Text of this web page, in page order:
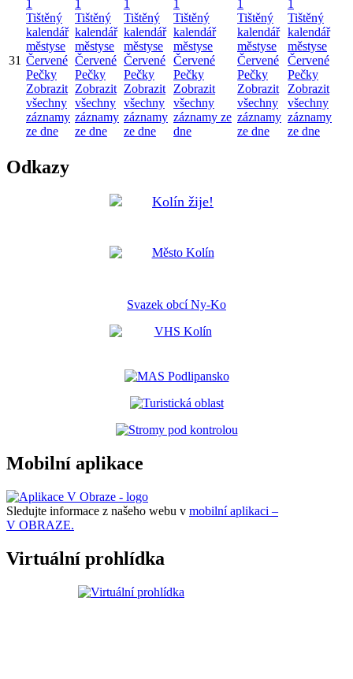
31
1
Tištěný
kalendář
městyse
Červené
Pečky
Zobrazit
všechny
záznamy
ze dne
1
Tištěný
kalendář
městyse
Červené
Pečky
Zobrazit
všechny
záznamy
ze dne
1
Tištěný
kalendář
městyse
Červené
Pečky
Zobrazit
všechny
záznamy
ze dne
1
Tištěný
kalendář
městyse
Červené
Pečky
Zobrazit
všechny
záznamy ze
dne
1
Tištěný
kalendář
městyse
Červené
Pečky
Zobrazit
všechny
záznamy
ze dne
1
Tištěný
kalendář
městyse
Červené
Pečky
Zobrazit
všechny
záznamy
ze dne
Odkazy
Svazek obcí Ny-Ko
Mobilní aplikace
Sledujte informace z našeho webu v mobilní aplikaci –
V OBRAZE.
Virtuální prohlídka